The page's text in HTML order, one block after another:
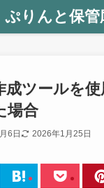
ぷりんと保管
成ツールを
場合
6日 2026年1月25日